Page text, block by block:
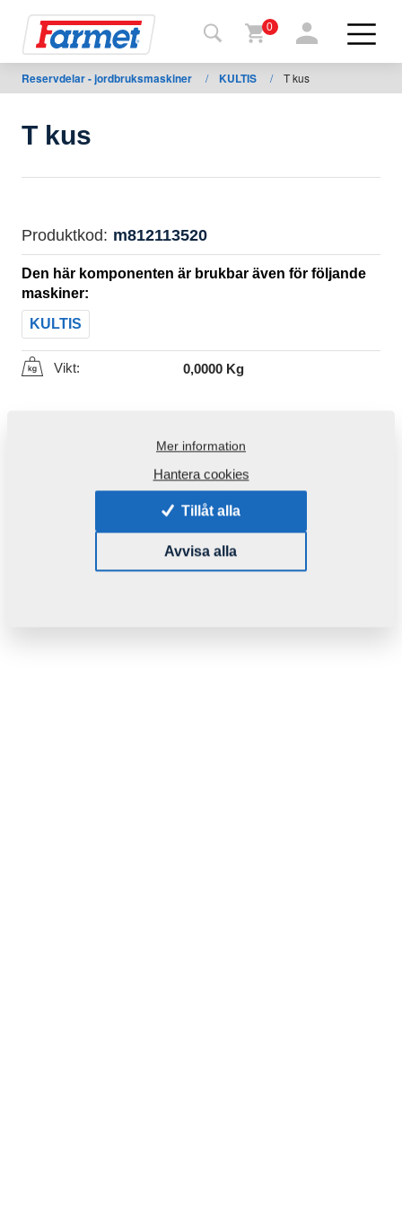
shop
Mina
maskiner
För
nedladdning
0
Reservdelar - jordbruksmaskiner / KULTIS / T kus
T kus
Produktkod: m812113520
Den här komponenten är brukbar även för följande
maskiner:
KULTIS
Vikt: 0,0000 Kg
Mer information
Hantera cookies
Tillåt alla
Avvisa alla